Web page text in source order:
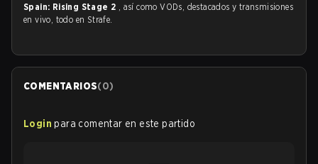
Spain: Rising Stage 2 , así como VODs, destacados y transmisiones
en vivo, todo en Strafe.
COMENTARIOS(0)
Login para comentar en este partido